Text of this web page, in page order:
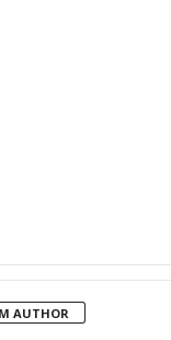
AUTHOR